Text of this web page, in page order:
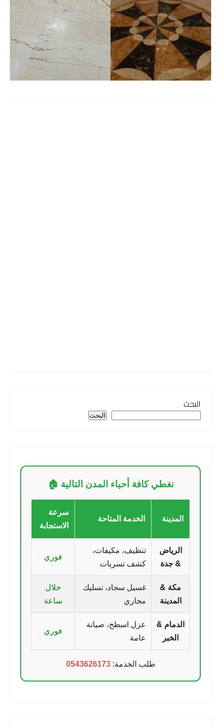
البحث
البحث
نغطي كافة أحياء المدن التالية 🏠
المدينة الخدمة المتاحة
سرعة
الاستجابة
الرياض
& جدة
تنظيف، مكيفات،
كشف تسربات
فوري
مكة &
المدينة
غسيل سجاد، تسليك
مجاري
خلال
ساعة
الدمام &
الخبر
عزل اسطح، صيانة
عامة
فوري
طلب الخدمة:0543626173